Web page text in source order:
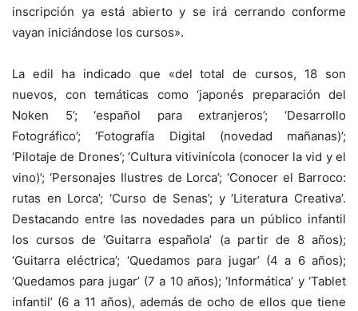
inscripción ya está abierto y se irá cerrando conforme
vayan iniciándose los cursos».
La edil ha indicado que «del total de cursos, 18 son
nuevos, con temáticas como ‘japonés preparación del
Noken 5’; ‘español para extranjeros’; ‘Desarrollo
Fotográfico’; ‘Fotografía Digital (novedad mañanas)’;
‘Pilotaje de Drones’; ‘Cultura vitivinícola (conocer la vid y el
vino)’; ‘Personajes Ilustres de Lorca’; ‘Conocer el Barroco:
rutas en Lorca’; ‘Curso de Senas’; y ‘Literatura Creativa’.
Destacando entre las novedades para un público infantil
los cursos de ‘Guitarra española’ (a partir de 8 años);
‘Guitarra eléctrica’; ‘Quedamos para jugar’ (4 a 6 años);
‘Quedamos para jugar’ (7 a 10 años); ‘Informática’ y ‘Tablet
infantil’ (6 a 11 años), además de ocho de ellos que tiene